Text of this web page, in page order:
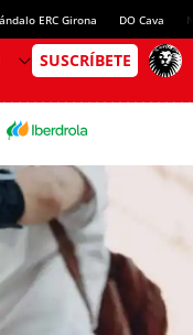
ERC Girona DO Cava